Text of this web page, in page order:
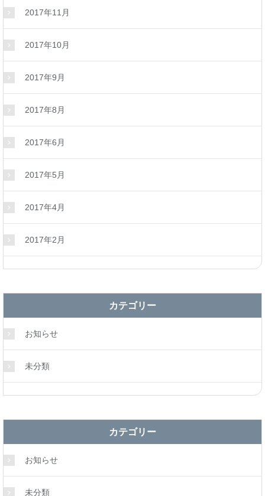
2017年11月
2017年10月
2017年9月
2017年8月
2017年6月
2017年5月
2017年4月
2017年2月
カテゴリー
お知らせ
未分類
カテゴリー
お知らせ
未分類